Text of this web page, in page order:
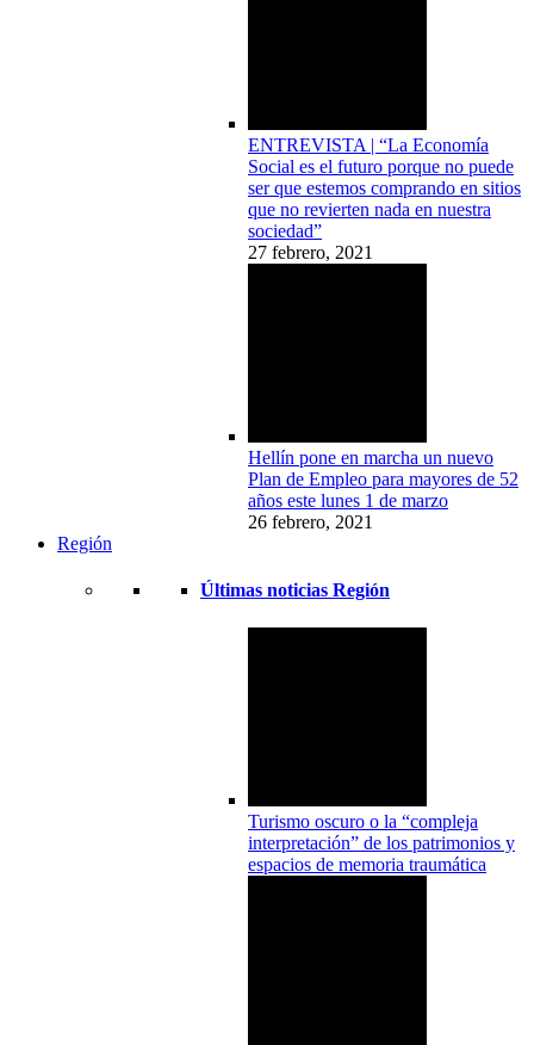
ENTREVISTA | “La Economía
Social es el futuro porque no puede
ser que estemos comprando en sitios
que no revierten nada en nuestra
sociedad”
27 febrero, 2021
Hellín pone en marcha un nuevo
Plan de Empleo para mayores de 52
años este lunes 1 de marzo
26 febrero, 2021
Región
Últimas noticias Región
Turismo oscuro o la “compleja
interpretación” de los patrimonios y
espacios de memoria traumática